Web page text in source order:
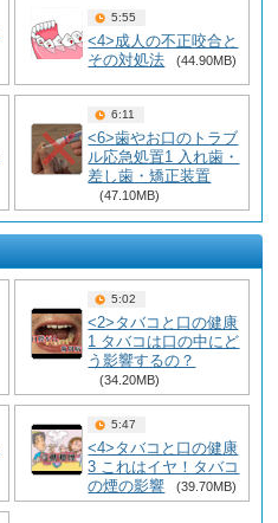
5:55
<4>成人の不正咬合と
その対処法
(44.90MB)
6:11
<6>歯やお口のトラブ
ル応急処置1 入れ歯・
差し歯・矯正装置
(47.10MB)
5:02
<2>タバコと口の健康
1 タバコは口の中にど
う影響するの？
(34.20MB)
5:47
<4>タバコと口の健康
3 これはイヤ！タバコ
の煙の影響
(39.70MB)